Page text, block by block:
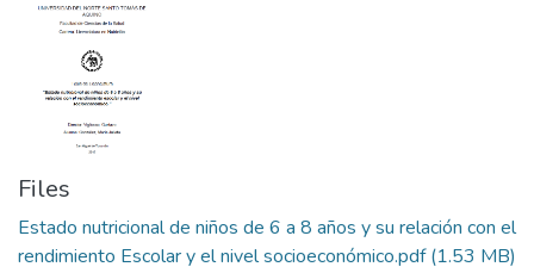
Files
Estado nutricional de niños de 6 a 8 años y su relación con el
rendimiento Escolar y el nivel socioeconómico.pdf(1.53 MB)